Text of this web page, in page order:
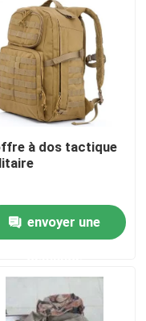
à dos tactique
envoyer une